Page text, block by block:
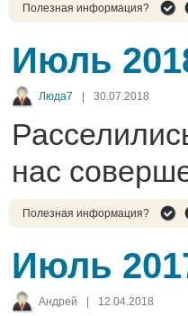
Полезная информация?
Июль
Люда7 | 30.07.2018
нас
Полезная информация?
Июль
Андрей | 12.04.2018